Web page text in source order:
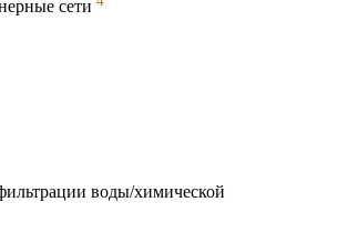
сети
воды/химической